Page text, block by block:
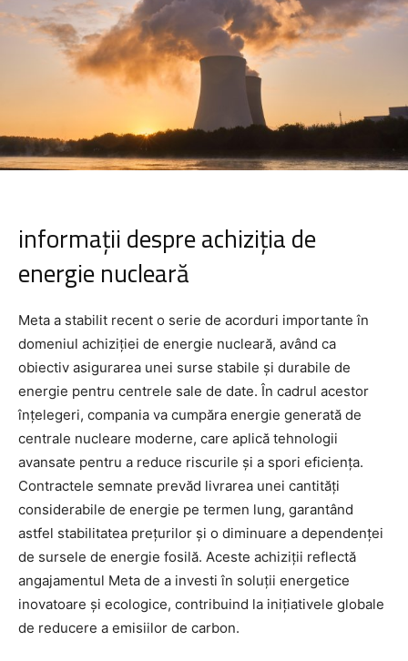
informații despre achiziția de
energie nucleară
Meta a stabilit recent o serie de acorduri importante în
domeniul achiziției de energie nucleară, având ca
obiectiv asigurarea unei surse stabile și durabile de
energie pentru centrele sale de date. În cadrul acestor
înțelegeri, compania va cumpăra energie generată de
centrale nucleare moderne, care aplică tehnologii
avansate pentru a reduce riscurile și a spori eficiența.
Contractele semnate prevăd livrarea unei cantități
considerabile de energie pe termen lung, garantând
astfel stabilitatea prețurilor și o diminuare a dependenței
de sursele de energie fosilă. Aceste achiziții reflectă
angajamentul Meta de a investi în soluții energetice
inovatoare și ecologice, contribuind la inițiativele globale
de reducere a emisiilor de carbon.